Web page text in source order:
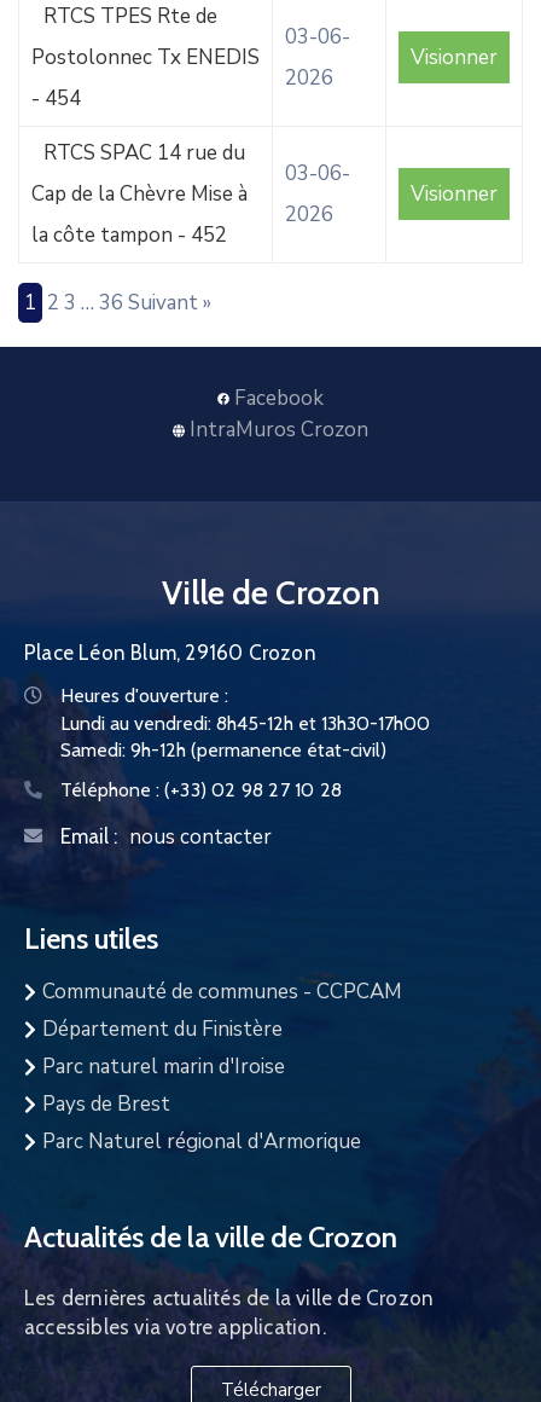
RTCS TPES Rte de
Postolonnec Tx ENEDIS
- 454
03-06-
2026
Visionner
RTCS SPAC 14 rue du
Cap de la Chèvre Mise à
la côte tampon - 452
03-06-
2026
Visionner
1 2 3 … 36 Suivant »
Facebook
IntraMuros Crozon
Ville de Crozon
Place Léon Blum, 29160 Crozon
Heures d'ouverture :
Lundi au vendredi: 8h45-12h et 13h30-17h00
Samedi: 9h-12h (permanence état-civil)
Téléphone : (+33) 02 98 27 10 28
Email : nous contacter
Liens utiles
Communauté de communes - CCPCAM
Département du Finistère
Parc naturel marin d'Iroise
Pays de Brest
Parc Naturel régional d'Armorique
Actualités de la ville de Crozon
Les dernières actualités de la ville de Crozon
accessibles via votre application.
Télécharger